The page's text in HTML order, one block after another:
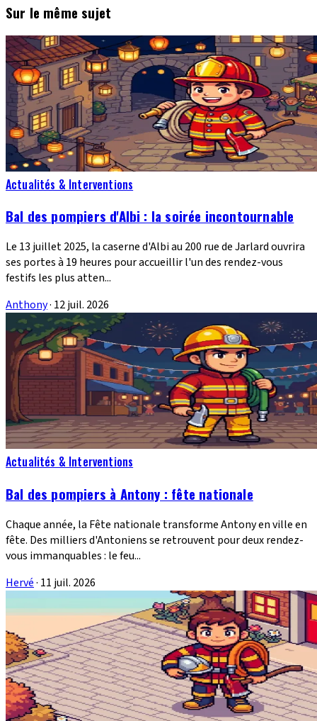
Sur le même sujet
Actualités & Interventions
Bal des pompiers d'Albi : la soirée incontournable
Le 13 juillet 2025, la caserne d'Albi au 200 rue de Jarlard ouvrira
ses portes à 19 heures pour accueillir l'un des rendez-vous
festifs les plus atten...
Anthony· 12 juil. 2026
Actualités & Interventions
Bal des pompiers à Antony : fête nationale
Chaque année, la Fête nationale transforme Antony en ville en
fête. Des milliers d'Antoniens se retrouvent pour deux rendez-
vous immanquables : le feu...
Hervé· 11 juil. 2026